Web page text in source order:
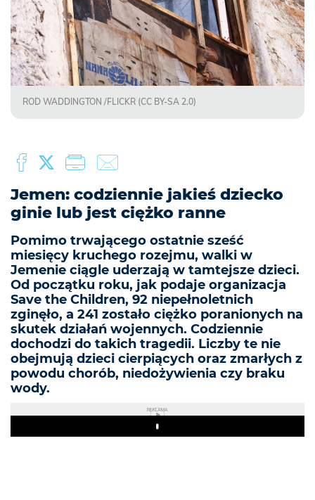
ROD WADDINGTON /FLICKR (CC BY-SA 2.0)
Jemen: codziennie jakieś dziecko
ginie lub jest ciężko ranne
Pomimo trwającego ostatnie sześć
miesięcy kruchego rozejmu, walki w
Jemenie ciągle uderzają w tamtejsze dzieci.
Od początku roku, jak podaje organizacja
Save the Children, 92 niepełnoletnich
zginęło, a 241 zostało ciężko poranionych na
skutek działań wojennych. Codziennie
dochodzi do takich tragedii. Liczby te nie
obejmują dzieci cierpiących oraz zmarłych z
powodu chorób, niedożywienia czy braku
wody.
REKLAMA
Play